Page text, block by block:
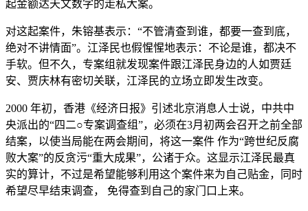
起金额达天文数字的走私大案。
对这起案件，朱镕基表示：“不管清查到谁，都要一查到底，
绝对不讲情面”。江泽民也假惺惺地表示：不论是谁，都决不
手软。但不久，专案组就发现案件跟江泽民身边的人如贾廷
安、贾庆林有密切关联，江泽民的立场立即发生改变。
2000 年初，香港《经济日报》引述北京消息人士说，中共中
央派出的“四二○专案调查组”，必须在3月初两会召开之前全部
结案，以使当局能在两会期间，将这一案件 作为“跨世纪反腐
败大案”的反贪污“重大成果”，公诸于众。这显示江泽民最真
实的算计，不过是希望能够利用这个案件来为自己贴金，同时
希望尽早结束调查， 免得查到自己的家门口上来。